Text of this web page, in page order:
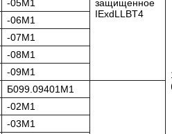
защищенное
IExdLLBT4
-05М1
-06М1
-07М1
-08М1
-09М1
Б099.09401М1
-02М1
-03М1